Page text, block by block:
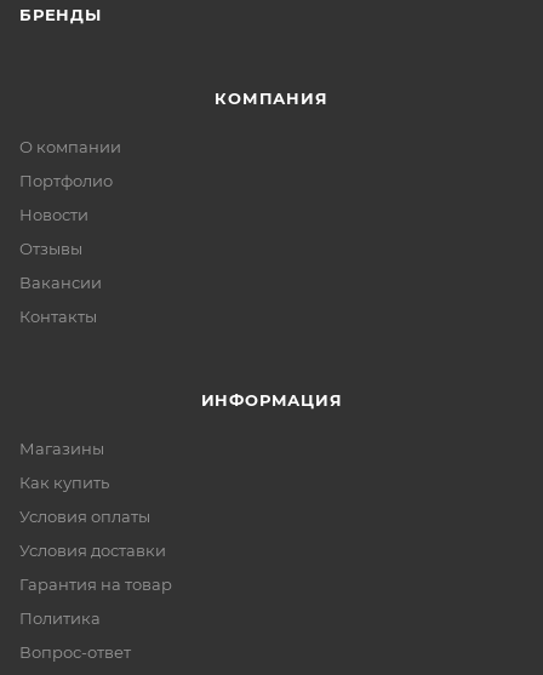
БРЕНДЫ
КОМПАНИЯ
О компании
Портфолио
Новости
Отзывы
Вакансии
Контакты
ИНФОРМАЦИЯ
Магазины
Как купить
Условия оплаты
Условия доставки
Гарантия на товар
Политика
Вопрос-ответ